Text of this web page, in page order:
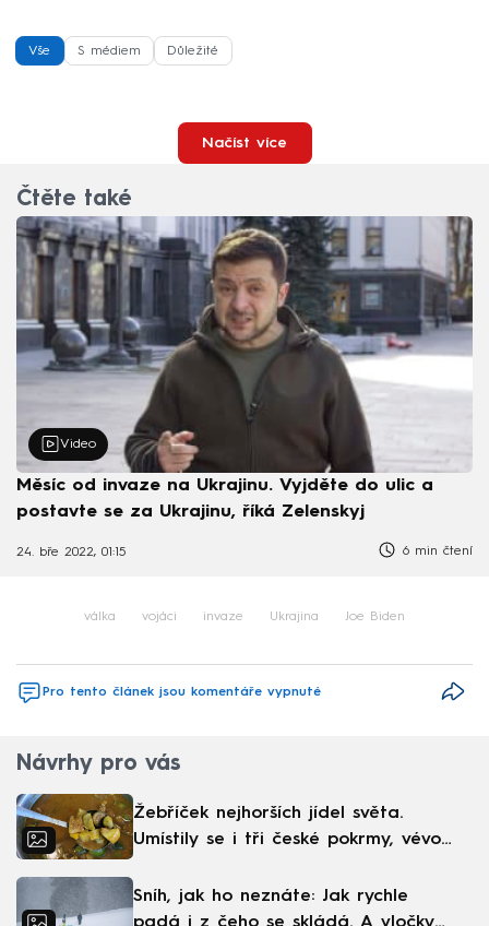
Vše S médiem Důležité
Načíst více
Čtěte také
Video
Měsíc od invaze na Ukrajinu. Vyjděte do ulic a
postavte se za Ukrajinu, říká Zelenskyj
24. bře 2022, 01:15 6 min čtení
válka vojáci invaze Ukrajina Joe Biden
Pro tento článek jsou komentáře vypnuté
Návrhy pro vás
Žebříček nejhorších jídel světa.
Umístily se i tři české pokrmy, vévodí
Sníh, jak ho neznáte: Jak rychle